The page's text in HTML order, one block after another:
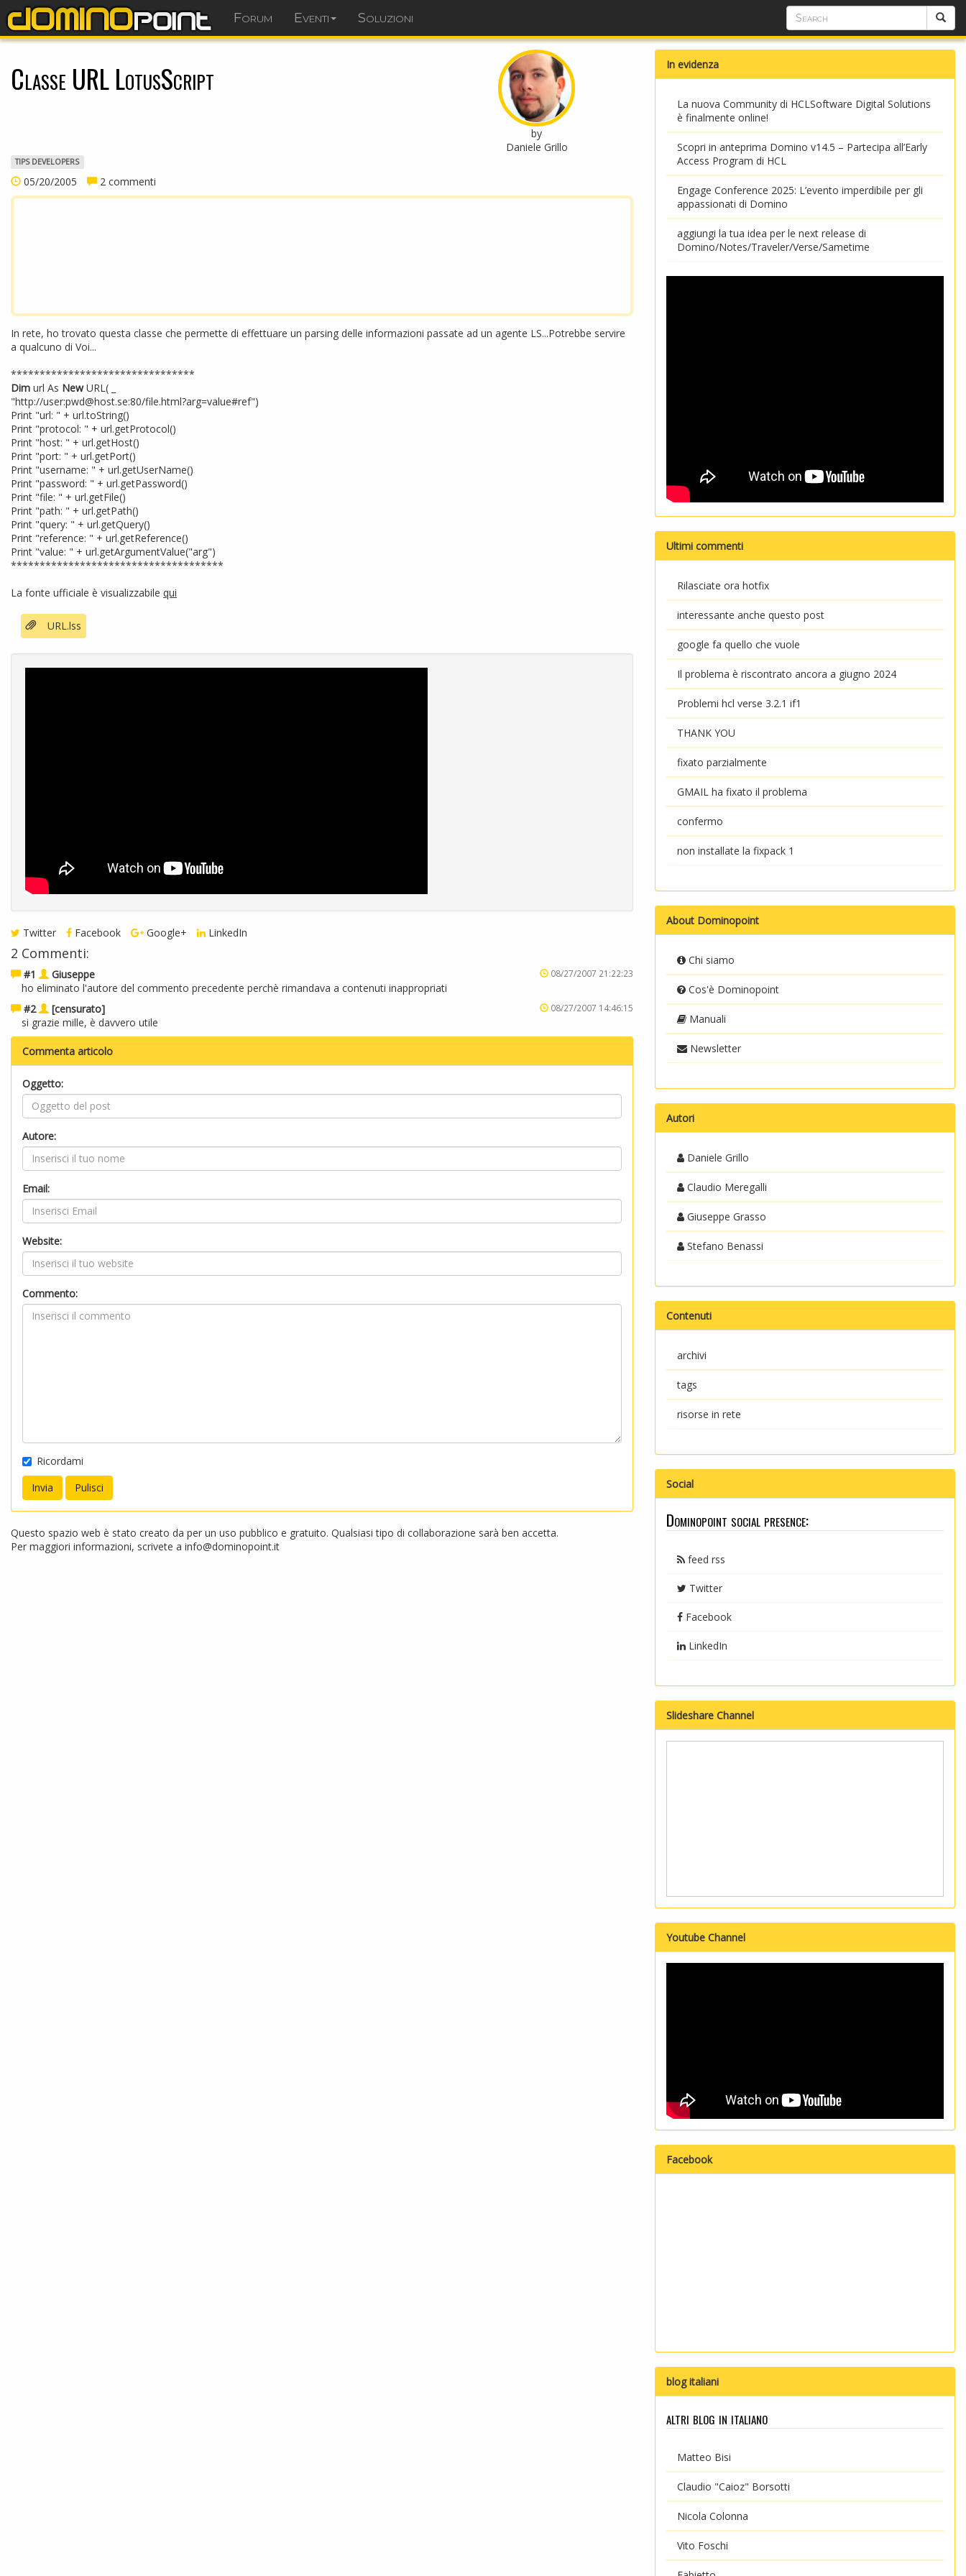
Forum Eventi Soluzioni
Classe URL LotusScript
by
Daniele Grillo
TIPS DEVELOPERS
05/20/2005 2 commenti
In rete, ho trovato questa classe che permette di effettuare un parsing delle informazioni passate ad un agente LS...Potrebbe servire
a qualcuno di Voi...
********************************
Dim url As NewURL( _
"http://user:pwd@host.se:80/file.html?arg=value#ref")
Print "url: " + url.toString()
Print "protocol: " + url.getProtocol()
Print "host: " + url.getHost()
Print "port: " + url.getPort()
Print "username: " + url.getUserName()
Print "password: " + url.getPassword()
Print "file: " + url.getFile()
Print "path: " + url.getPath()
Print "query: " + url.getQuery()
Print "reference: " + url.getReference()
Print "value: " + url.getArgumentValue("arg")
*************************************
La fonte ufficiale è visualizzabile qui
URL.lss
Twitter Facebook Google+ LinkedIn
2 Commenti:
#1 Giuseppe 08/27/2007 21:22:23
ho eliminato l'autore del commento precedente perchè rimandava a contenuti inappropriati
#2
[censurato] 08/27/2007 14:46:15
si grazie mille, è davvero utile
Commenta articolo
Oggetto:
Autore:
Email:
Website:
Commento:
Ricordami
Questo spazio web è stato creato da per un uso pubblico e gratuito. Qualsiasi tipo di collaborazione sarà ben accetta.
Per maggiori informazioni, scrivete a info@dominopoint.it
In evidenza
La nuova Community di HCLSoftware Digital Solutions
è finalmente online!
Scopri in anteprima Domino v14.5 – Partecipa all’Early
Access Program di HCL
Engage Conference 2025: L’evento imperdibile per gli
appassionati di Domino
aggiungi la tua idea per le next release di
Domino/Notes/Traveler/Verse/Sametime
Ultimi commenti
Rilasciate ora hotfix
interessante anche questo post
google fa quello che vuole
Il problema è riscontrato ancora a giugno 2024
Problemi hcl verse 3.2.1 if1
THANK YOU
fixato parzialmente
GMAIL ha fixato il problema
confermo
non installate la fixpack 1
About Dominopoint
Chi siamo
Cos'è Dominopoint
Manuali
Newsletter
Autori
Daniele Grillo
Claudio Meregalli
Giuseppe Grasso
Stefano Benassi
Contenuti
archivi
tags
risorse in rete
Social
Dominopoint social presence:
feed rss
Twitter
Facebook
LinkedIn
Slideshare Channel
Youtube Channel
Facebook
blog italiani
altri blog in italiano
Matteo Bisi
Claudio "Caioz" Borsotti
Nicola Colonna
Vito Foschi